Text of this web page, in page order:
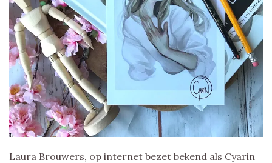
Laura Brouwers, op internet bezet bekend als Cyarin